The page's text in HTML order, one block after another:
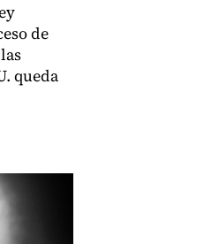
de
queda